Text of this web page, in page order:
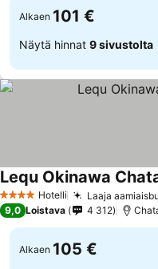
Alkaen 101 €
Näytä hinnat 9 sivustolta
4 Tähtiluokitus
Hotelli Laaja
Lequ Okinawa
9,0 Loistava 4 312
Alkaen 105 €